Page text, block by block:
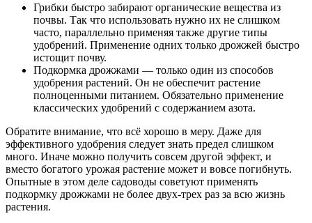
Грибки быстро забирают органические вещества из
почвы. Так что использовать нужно их не слишком
часто, параллельно применяя также другие типы
удобрений. Применение одних только дрожжей быстро
истощит почву.
Подкормка дрожжами — только один из способов
удобрения растений. Он не обеспечит растение
полноценными питанием. Обязательно применение
классических удобрений с содержанием азота.
Обратите внимание, что всё хорошо в меру. Даже для
эффективного удобрения следует знать предел слишком
много. Иначе можно получить совсем другой эффект, и
вместо богатого урожая растение может и вовсе погибнуть.
Опытные в этом деле садоводы советуют применять
подкормку дрожжами не более двух-трех раз за всю жизнь
растения.